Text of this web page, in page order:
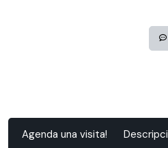
Agenda una visita!